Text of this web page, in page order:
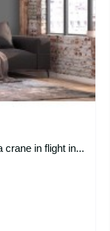
crane in flight in...